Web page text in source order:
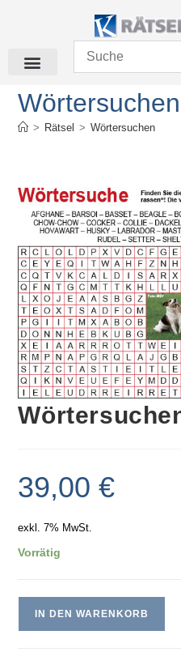
Wörtersuchen
> Rätsel > Wörtersuchen
39,00€
exkl. 7% MwSt.
Vorrätig
IN DEN WARENKORB